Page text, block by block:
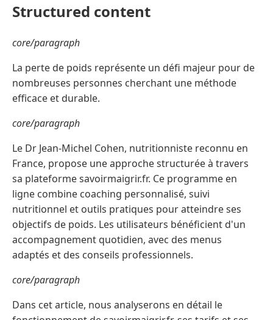
Structured content
core/paragraph
La perte de poids représente un défi majeur pour de
nombreuses personnes cherchant une méthode
efficace et durable.
core/paragraph
Le Dr Jean-Michel Cohen, nutritionniste reconnu en
France, propose une approche structurée à travers
sa plateforme savoirmaigrir.fr. Ce programme en
ligne combine coaching personnalisé, suivi
nutritionnel et outils pratiques pour atteindre ses
objectifs de poids. Les utilisateurs bénéficient d'un
accompagnement quotidien, avec des menus
adaptés et des conseils professionnels.
core/paragraph
Dans cet article, nous analyserons en détail le